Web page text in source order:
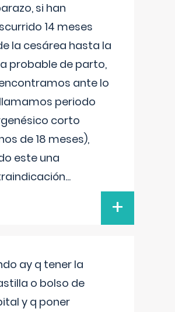
si han
14 meses
la cesárea hasta la
probable de parto,
ante lo
periodo
corto
de 18 meses),
este una
...
+
ay q tener la
o bolso de
y q poner